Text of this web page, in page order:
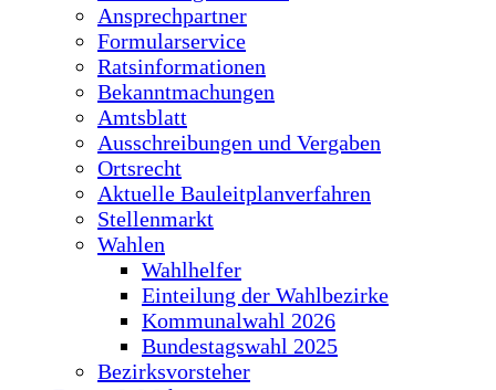
Ansprechpartner
Formularservice
Ratsinformationen
Bekanntmachungen
Amtsblatt
Ausschreibungen und Vergaben
Ortsrecht
Aktuelle Bauleitplanverfahren
Stellenmarkt
Wahlen
Wahlhelfer
Einteilung der Wahlbezirke
Kommunalwahl 2026
Bundestagswahl 2025
Bezirksvorsteher